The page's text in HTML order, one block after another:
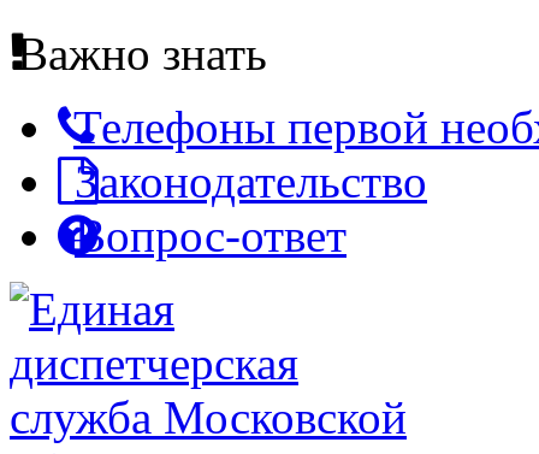
Важно знать
Телефоны первой
Законодательство
Вопрос-ответ